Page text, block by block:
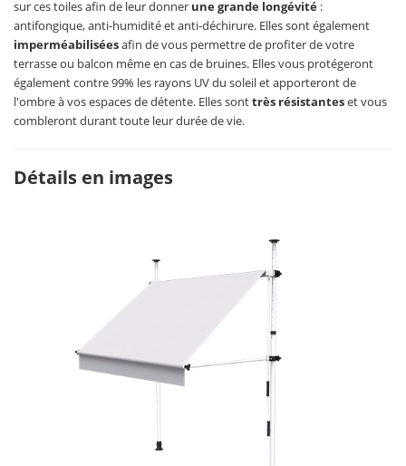
sur ces toiles afin de leur donner une grande longévité :
antifongique, anti-humidité et anti-déchirure. Elles sont également
imperméabiliséesafin de vous permettre de profiter de votre
terrasse ou balcon même en cas de bruines. Elles vous protégeront
également contre 99% les rayons UV du soleil et apporteront de
l'ombre à vos espaces de détente. Elles sonttrès résistanteset vous
combleront durant toute leur durée de vie.
Détails en images